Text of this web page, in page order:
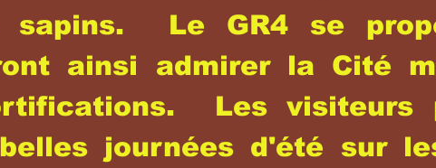
Le GR4 se
ainsi admirer la Cité
Les visiteurs
journées d'été sur